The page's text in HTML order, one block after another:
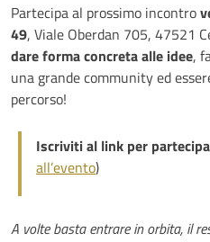
Partecipa al prossimo incontro
49, Viale Oberdan 705, 47521
dare forma concreta alle idee,
una grande community ed
percorso!
Iscriviti al link per
all’evento)
A volte basta entrare in orbita, il